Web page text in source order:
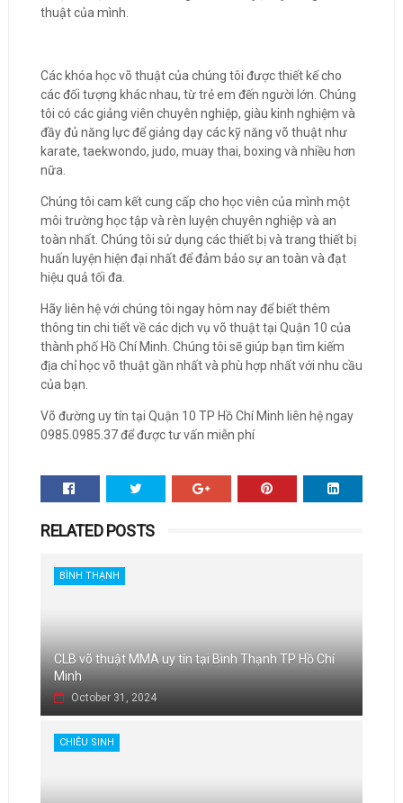
thuật của mình.
Các khóa học võ thuật của chúng tôi được thiết kế cho
các đối tượng khác nhau, từ trẻ em đến người lớn. Chúng
tôi có các giảng viên chuyên nghiệp, giàu kinh nghiệm và
đầy đủ năng lực để giảng dạy các kỹ năng võ thuật như
karate, taekwondo, judo, muay thai, boxing và nhiều hơn
nữa.
Chúng tôi cam kết cung cấp cho học viên của mình một
môi trường học tập và rèn luyện chuyên nghiệp và an
toàn nhất. Chúng tôi sử dụng các thiết bị và trang thiết bị
huấn luyện hiện đại nhất để đảm bảo sự an toàn và đạt
hiệu quả tối đa.
Hãy liên hệ với chúng tôi ngay hôm nay để biết thêm
thông tin chi tiết về các dịch vụ võ thuật tại Quận 10 của
thành phố Hồ Chí Minh. Chúng tôi sẽ giúp bạn tìm kiếm
địa chỉ học võ thuật gần nhất và phù hợp nhất với nhu cầu
của bạn.
Võ đường uy tín tại Quận 10 TP Hồ Chí Minh liên hệ ngay
0985.0985.37 để được tư vấn miễn phí
RELATED POSTS
BÌNH THẠNH
CLB võ thuật MMA uy tín tại Bình Thạnh TP Hồ Chí
Minh
October 31, 2024
CHIÊU SINH